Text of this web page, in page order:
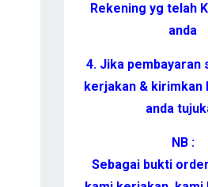
Rekening yg telah
anda
4. Jika pembayaran
kerjakan & kirimkan
anda
NB :
Sebagai bukti